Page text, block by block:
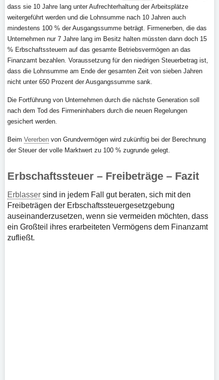
dass sie 10 Jahre lang unter Aufrechterhaltung der Arbeitsplätze
weitergeführt werden und die Lohnsumme nach 10 Jahren auch
mindestens 100 % der Ausgangssumme beträgt. Firmenerben, die das
Unternehmen nur 7 Jahre lang im Besitz halten müssten dann doch 15
% Erbschaftssteuern auf das gesamte Betriebsvermögen an das
Finanzamt bezahlen. Voraussetzung für den niedrigen Steuerbetrag ist,
dass die Lohnsumme am Ende der gesamten Zeit von sieben Jahren
nicht unter 650 Prozent der Ausgangssumme sank.
Die Fortführung von Unternehmen durch die nächste Generation soll
nach dem Tod des Firmeninhabers durch die neuen Regelungen
gesichert werden.
Beim Vererben von Grundvermögen wird zukünftig bei der Berechnung
der Steuer der volle Marktwert zu 100 % zugrunde gelegt.
Erbschaftssteuer – Freibeträge – Fazit
Erblasser sind in jedem Fall gut beraten, sich mit den
Freibeträgen der Erbschaftssteuergesetzgebung
auseinanderzusetzen, wenn sie vermeiden möchten, dass
ein Großteil ihres erarbeiteten Vermögens dem Finanzamt
zufließt.